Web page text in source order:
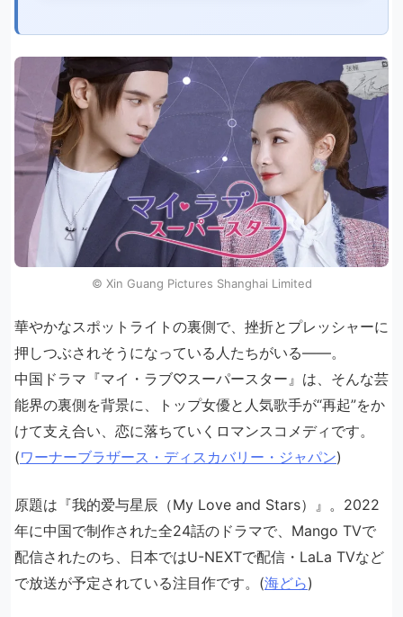
© Xin Guang Pictures Shanghai Limited
華やかなスポットライトの裏側で、挫折とプレッシャーに
押しつぶされそうになっている人たちがいる――。
中国ドラマ『マイ・ラブ♡スーパースター』は、そんな芸
能界の裏側を背景に、トップ女優と人気歌手が“再起”をか
けて支え合い、恋に落ちていくロマンスコメディです。
(ワーナーブラザース・ディスカバリー・ジャパン)
原題は『我的爱与星辰（My Love and Stars）』。2022
年に中国で制作された全24話のドラマで、Mango TVで
配信されたのち、日本ではU-NEXTで配信・LaLa TVなど
で放送が予定されている注目作です。(海どら)